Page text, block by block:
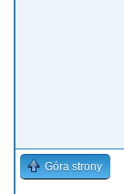
Góra strony